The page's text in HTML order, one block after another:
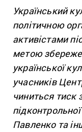
Український
політичною
активістами
метою
української
учасників
чиниться тиск
Павленко та